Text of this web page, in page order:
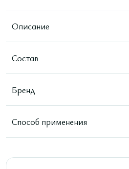
Описание
Состав
Бренд
Способ применения